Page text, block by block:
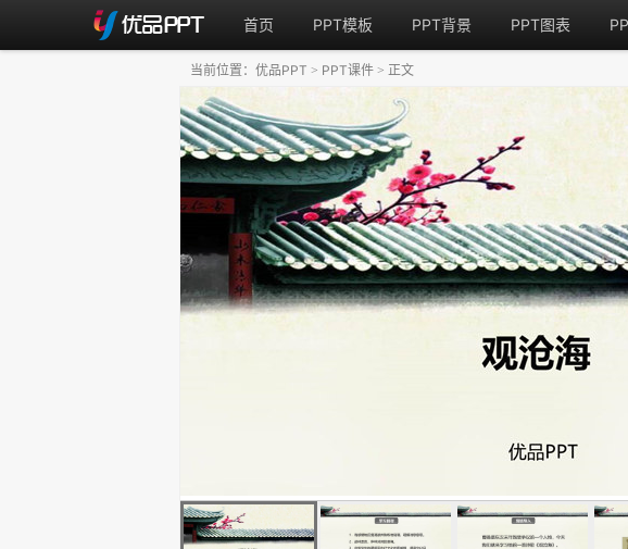
首页 PPT模板 PPT背景 PPT图表
当前位置： 优品PPT > PPT课件 > 正文